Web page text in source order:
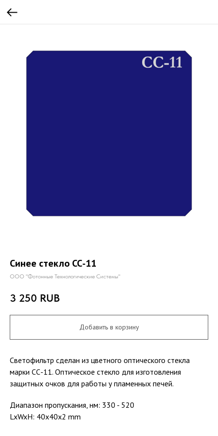
Синее стекло СС-11
ООО "Фотонные Технологические Системы"
3 250 RUB
Добавить в корзину
Светофильтр сделан из цветного оптического стекла
марки СС-11. Оптическое стекло для изготовления
защитных очков для работы у пламенных печей.
Диапазон пропускания, нм: 330 - 520
LxWxH: 40x40x2 mm